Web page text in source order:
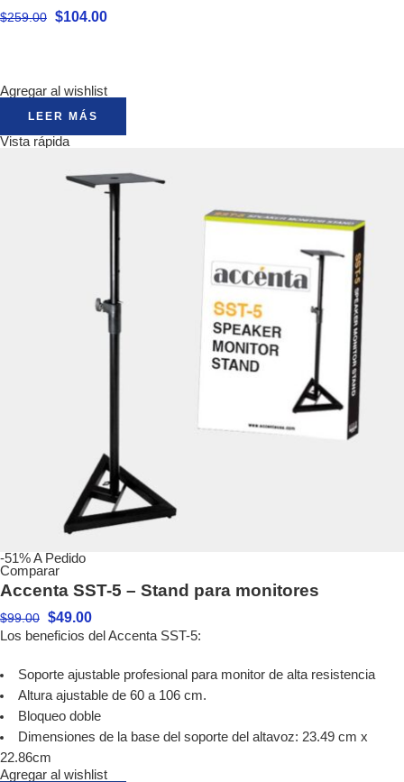
$259.00 $104.00
Agregar al wishlist
LEER MÁS
Vista rápida
-51%A Pedido
Comparar
Accenta SST-5 – Stand para monitores
$99.00 $49.00
Los beneficios del Accenta SST-5:
Soporte ajustable profesional para monitor de alta resistencia
Altura ajustable de 60 a 106 cm.
Bloqueo doble
Dimensiones de la base del soporte del altavoz: 23.49 cm x
22.86cm
Agregar al wishlist